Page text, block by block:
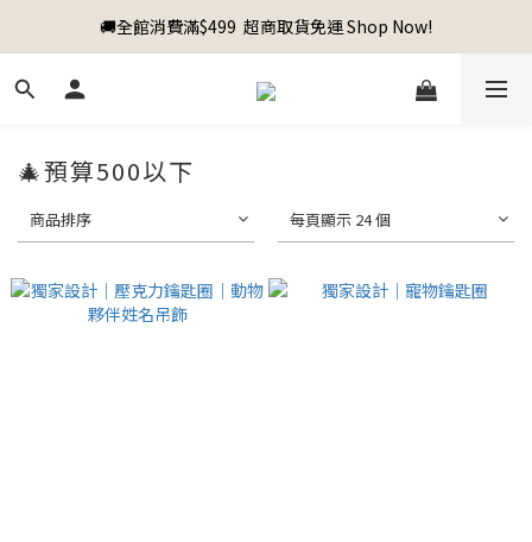
🚚全館消費滿$499  超商取貨免運 Shop Now!
🎄預算500以下
商品排序 每頁顯示 24 個